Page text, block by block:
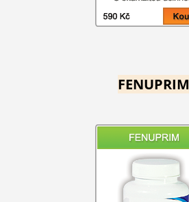
FENUPRIM